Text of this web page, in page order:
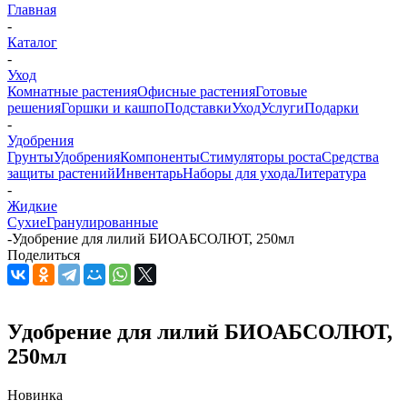
Главная
-
Каталог
-
Уход
Комнатные растенияОфисные растенияГотовые
решенияГоршки и кашпоПодставкиУходУслугиПодарки
-
Удобрения
ГрунтыУдобренияКомпонентыСтимуляторы ростаСредства
защиты растенийИнвентарьНаборы для уходаЛитература
-
Жидкие
СухиеГранулированные
-Удобрение для лилий БИОАБСОЛЮТ, 250мл
Поделиться
Удобрение для лилий БИОАБСОЛЮТ,
250мл
Новинка